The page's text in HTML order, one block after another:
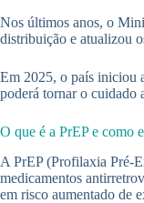
Nos últimos anos, o
distribuição e atualizou
Em 2025, o país iniciou
poderá tornar o cuidado
O que é a PrEP e como
A PrEP (Profilaxia Pré-
medicamentos
em risco aumentado de